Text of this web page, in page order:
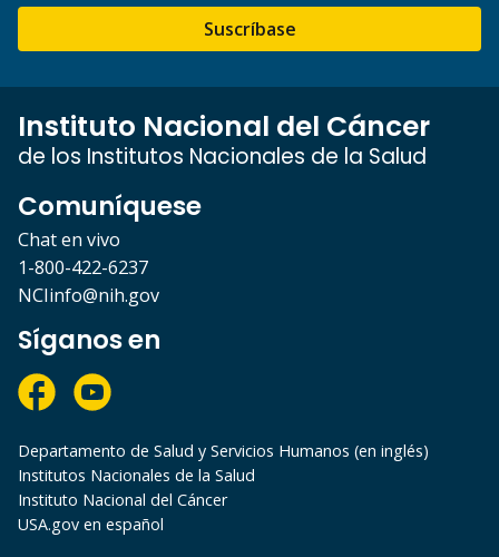
Suscríbase
Instituto Nacional del Cáncer
de los Institutos Nacionales de la Salud
Comuníquese
Chat en vivo
1-800-422-6237
NCIinfo@nih.gov
Síganos en
Departamento de Salud y Servicios Humanos (en inglés)
Institutos Nacionales de la Salud
Instituto Nacional del Cáncer
USA.gov en español